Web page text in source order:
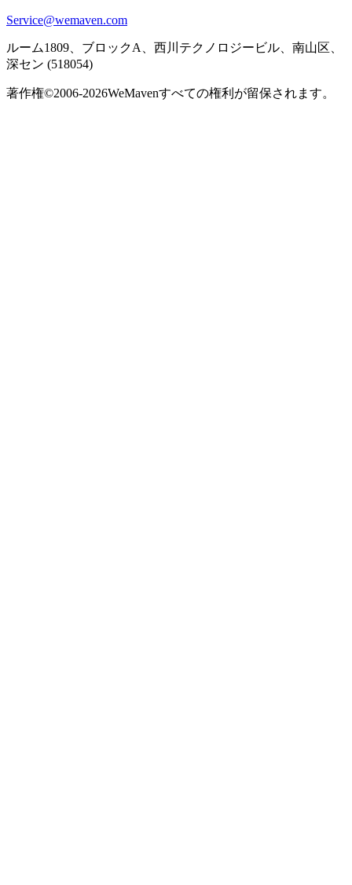
Service@wemaven.com
ルーム1809、ブロックA、西川テクノロジービル、南山区、
深セン (518054)
著作権©2006-2026WeMavenすべての権利が留保されます。